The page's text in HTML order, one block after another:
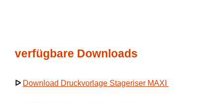
verfügbare Downloads
ᐅ Download Druckvorlage Stageriser MAXI